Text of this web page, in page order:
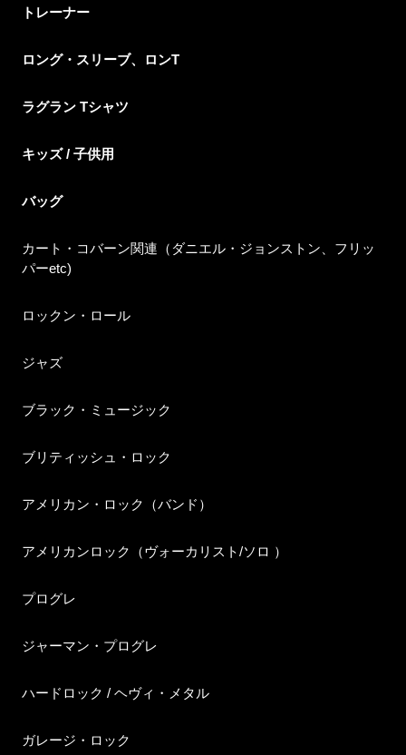
トレーナー
ロング・スリーブ、ロンT
ラグラン Tシャツ
キッズ / 子供用
バッグ
カート・コバーン関連（ダニエル・ジョンストン、フリッ
パーetc)
ロックン・ロール
ジャズ
ブラック・ミュージック
ブリティッシュ・ロック
アメリカン・ロック（バンド）
アメリカンロック（ヴォーカリスト/ソロ ）
プログレ
ジャーマン・プログレ
ハードロック / ヘヴィ・メタル
ガレージ・ロック